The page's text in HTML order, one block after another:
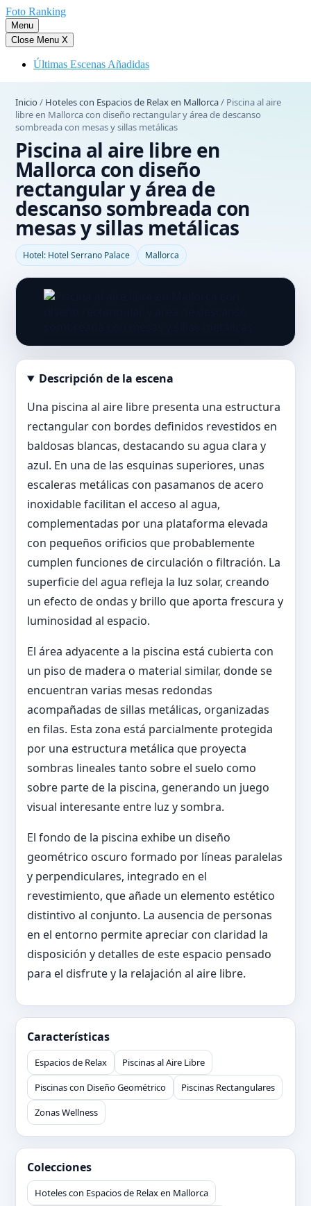
Saltar
al
contenido
Foto Ranking
Menu
Close Menu X
Últimas Escenas Añadidas
Inicio / Hoteles con Espacios de Relax en Mallorca/ Piscina al aire
libre en Mallorca con diseño rectangular y área de descanso
sombreada con mesas y sillas metálicas
Piscina al aire libre en
Mallorca con diseño
rectangular y área de
descanso sombreada con
mesas y sillas metálicas
Hotel: Hotel Serrano Palace Mallorca
Abrir imagen en tamaño completo
Descripción de la escena
Una piscina al aire libre presenta una estructura
rectangular con bordes definidos revestidos en
baldosas blancas, destacando su agua clara y
azul. En una de las esquinas superiores, unas
escaleras metálicas con pasamanos de acero
inoxidable facilitan el acceso al agua,
complementadas por una plataforma elevada
con pequeños orificios que probablemente
cumplen funciones de circulación o filtración. La
superficie del agua refleja la luz solar, creando
un efecto de ondas y brillo que aporta frescura y
luminosidad al espacio.
El área adyacente a la piscina está cubierta con
un piso de madera o material similar, donde se
encuentran varias mesas redondas
acompañadas de sillas metálicas, organizadas
en filas. Esta zona está parcialmente protegida
por una estructura metálica que proyecta
sombras lineales tanto sobre el suelo como
sobre parte de la piscina, generando un juego
visual interesante entre luz y sombra.
El fondo de la piscina exhibe un diseño
geométrico oscuro formado por líneas paralelas
y perpendiculares, integrado en el
revestimiento, que añade un elemento estético
distintivo al conjunto. La ausencia de personas
en el entorno permite apreciar con claridad la
disposición y detalles de este espacio pensado
para el disfrute y la relajación al aire libre.
Características
Espacios de Relax
Piscinas al Aire Libre
Piscinas con Diseño Geométrico
Piscinas Rectangulares
Zonas Wellness
Colecciones
Hoteles con Espacios de Relax en Mallorca